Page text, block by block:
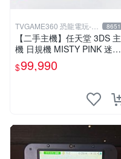
TVGAME360 恐龍電玩-台
中店
8651
【二手主機】任天堂 3DS 主
機 日規機 MISTY PINK 迷霧
粉 迷濛粉色 粉紅色【台中恐
龍電玩】
$99,990